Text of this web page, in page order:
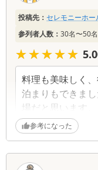
投稿先： セレモニーホー
参列者人数： 30名〜50名
★★★★★
★★★★★
料理も美味しく
泊まりもできま
場だと思います。
参考になった